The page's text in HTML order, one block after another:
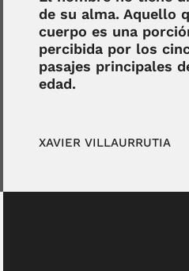
de su alma. Aquello
cuerpo es una
percibida por los
pasajes principales
edad.
XAVIER VILLAURRUTIA